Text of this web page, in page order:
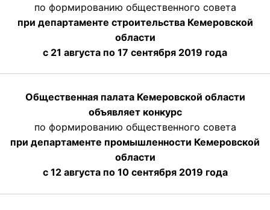
по формированию общественного совета
при департаменте строительства Кемеровской
области
с 21 августа по 17 сентября 2019 года
Общественная палата Кемеровской области
объявляет конкурс
по формированию общественного совета
при департаменте промышленности Кемеровской
области
с 12 августа по 10 сентября 2019 года